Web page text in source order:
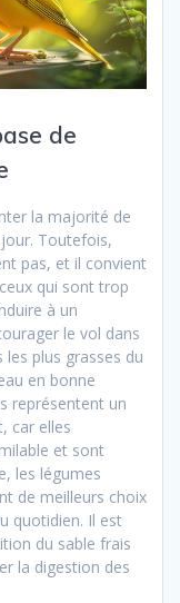
de
la majorité de
Toutefois,
pas, et il convient
qui sont trop
à un
le vol dans
plus grasses du
en bonne
représentent un
car elles
et sont
les légumes
de meilleurs choix
quotidien. Il est
du sable frais
la digestion des